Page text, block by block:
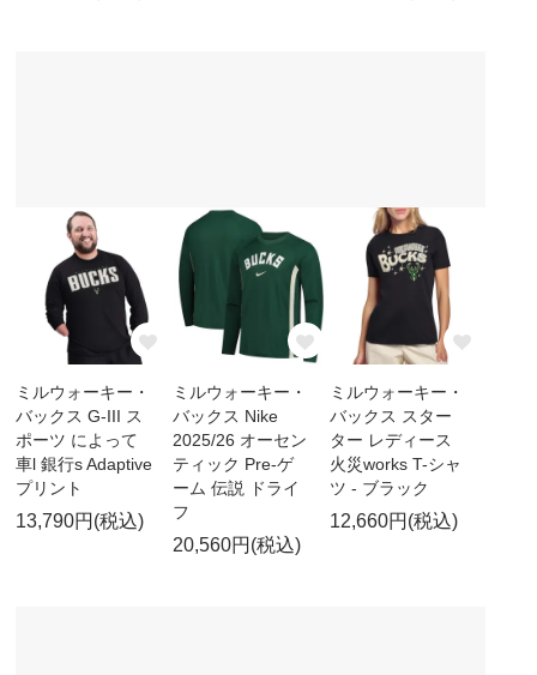
ミルウォーキー・
バックス G-III ス
ポーツ によって
車l 銀行s Adaptive
プリント
13,790円(税込)
ミルウォーキー・
バックス Nike
2025/26 オーセン
ティック Pre-ゲ
ーム 伝説 ドライ
フ
20,560円(税込)
ミルウォーキー・
バックス スター
ター レディース
火災works T-シャ
ツ - ブラック
12,660円(税込)